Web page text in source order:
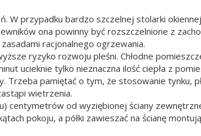
W przypadku bardzo szczelnej stolarki
ona powinny być rozszczelnione z
racjonalnego ogrzewania.
ryzyko rozwoju pleśni. Chłodne
ucieknie tylko nieznaczna ilość ciepła z
Trzeba pamiętać o tym, że stosowanie tynku,
wietrzenia.
centymetrów od wyziębionej ściany
pokoju, a półki zawieszać na ścianę